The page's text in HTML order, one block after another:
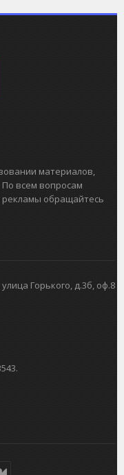
материалов,
По всем вопросам
обращайтесь
Горького, д.3б, оф.8